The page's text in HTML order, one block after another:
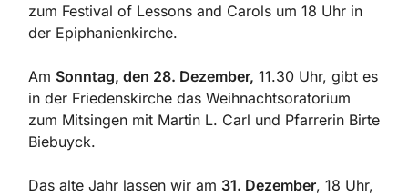
zum Festival of Lessons and Carols um 18 Uhr in
der Epiphanienkirche.
Am Sonntag, den 28. Dezember, 11.30 Uhr, gibt es
in der Friedenskirche das Weihnachtsoratorium
zum Mitsingen mit Martin L. Carl und Pfarrerin Birte
Biebuyck.
Das alte Jahr lassen wir am 31. Dezember, 18 Uhr,